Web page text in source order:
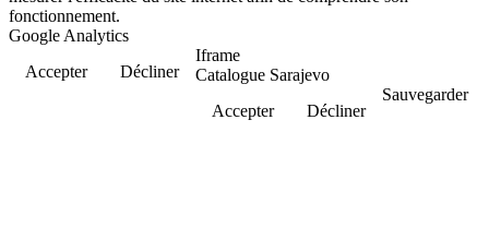
fonctionnement.
Google Analytics
Accepter
Décliner
Iframe
Catalogue Sarajevo
Accepter
Décliner
Sauvegarder